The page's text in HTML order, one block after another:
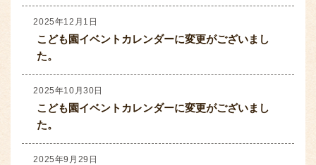
2025年12月1日
こども園イベントカレンダーに変更がございまし
た。
2025年10月30日
こども園イベントカレンダーに変更がございまし
た。
2025年9月29日